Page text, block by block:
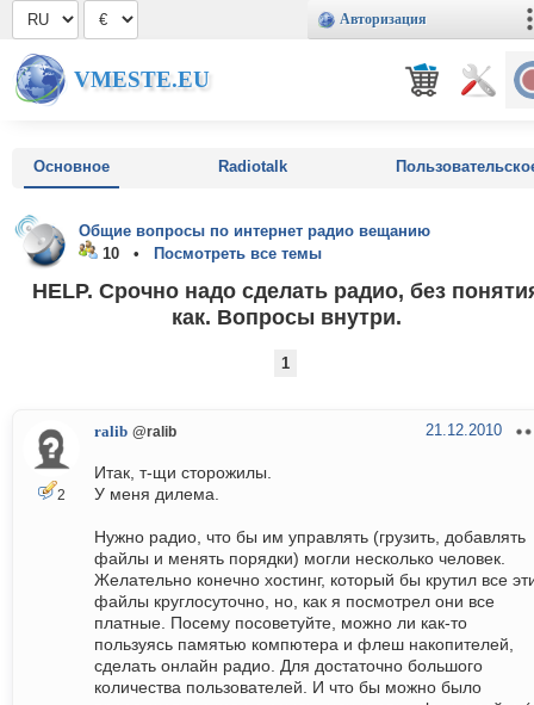
Авторизация
VMESTE.EU
Основное Radiotalk
Общие вопросы по интернет радио вещанию
10 •
Посмотреть все темы
HELP. Срочно надо сделать радио, без
как. Вопросы внутри.
1
2
ralib @ralib 21.12.2010
Итак, т-щи сторожилы.
У меня дилема.
Нужно радио, что бы им управлять (грузить, добавлять
файлы и менять порядки) могли несколько человек.
Желательно конечно хостинг, который бы крутил все
файлы круглосуточно, но, как я посмотрел они все
платные. Посему посоветуйте, можно ли как-то
пользуясь памятью компютера и флеш накопителей,
сделать онлайн радио. Для достаточно большого
количества пользователей. И что бы можно было